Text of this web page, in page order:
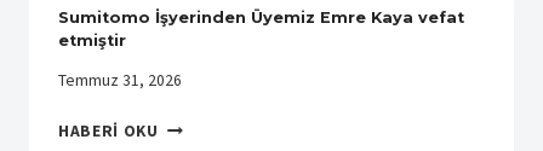
Sumitomo İşyerinden Üyemiz Emre Kaya vefat
etmiştir
Temmuz 31, 2026
HABERI OKU SUMITOMO